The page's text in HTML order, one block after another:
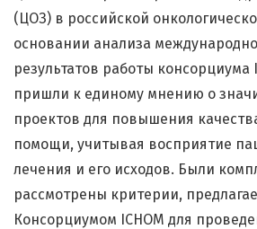
(ЦОЗ) в российской
основании анализа
результатов работы консорциума
пришли к единому мнению о
проектов для повышения
помощи, учитывая восприятие
лечения и его исходов. Были
рассмотрены критерии,
Консорциумом ICHOM для